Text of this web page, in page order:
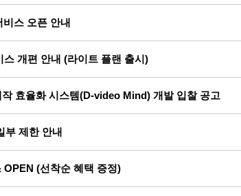
스 오픈 안내
개편 안내 (라이트 플랜 출시)
효율화 시스템(D-video Mind) 개발 입찰 공고
부 제한 안내
(선착순 혜택 증정)